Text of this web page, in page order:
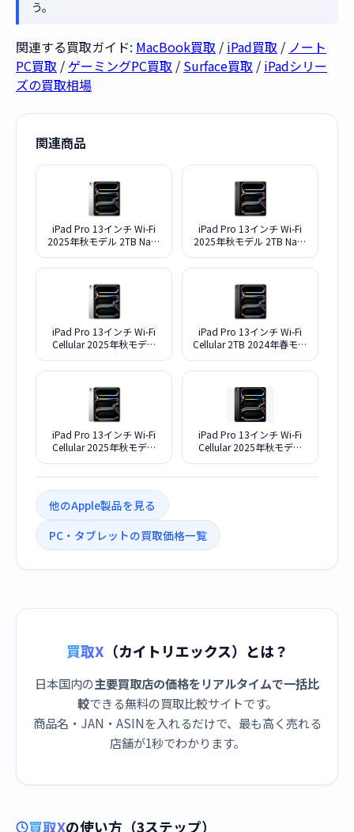
う。
関連する買取ガイド: MacBook買取 / iPad買取 / ノート
PC買取 / ゲーミングPC買取 / Surface買取 / iPadシリー
ズの買取相場
関連商品
iPad Pro 13インチ Wi-Fi
2025年秋モデル 2TB Nao-
搭載 MDYW4J/A [シルバー]
iPad Pro 13インチ Wi-Fi
2025年秋モデル 2TB Nao-
搭載 MDYV4J/A [スペース
iPad Pro 13インチ Wi-Fi
Cellular 2025年秋モデル
レイガラス搭載 ME8N4J/A
iPad Pro 13インチ Wi-Fi
Cellular 2TB 2024年春モデ
ペースブラック]
iPad Pro 13インチ Wi-Fi
Cellular 2025年秋モデル
iPad Pro 13インチ Wi-Fi
Cellular 2025年秋モデル
他のApple製品を見る
PC・タブレットの買取価格一覧
買取X （カイトリエックス）とは？
日本国内の主要買取店の価格をリアルタイムで一括比
較できる無料の買取比較サイトです。
商品名・JAN・ASINを入れるだけで、最も高く売れる
店舗が1秒でわかります。
買取Xの使い方（3ステップ）